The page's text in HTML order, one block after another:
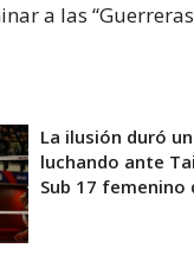
a las “Guerreras
La ilusión duró
luchando ante
Sub 17 femenino